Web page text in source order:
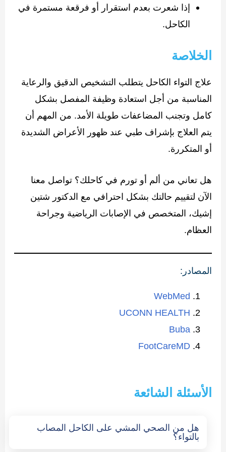
إذا شعرت بعدم استقرار أو فرقعة مستمرة في
الكاحل.
الخلاصة
علاج التواء الكاحل يتطلب التشخيص الدقيق والرعاية
المناسبة من أجل استعادة وظيفة المفصل بشكل
كامل وتجنب المضاعفات طويلة الأمد. من المهم أن
يتم العلاج بإشراف طبي عند ظهور الأعراض الشديدة
أو المتكررة.
هل تعاني من ألم أو تورم في كاحلك؟ تواصل معنا
الآن لتقييم حالتك بشكل احترافي مع الدكتور شتين
إشيك، المتخصص في الإصابات الرياضية وجراحة
العظام.
المصادر:
WebMed
UCONN HEALTH
Buba
FootCareMD
الأسئلة الشائعة
هل من الصحي المشي على الكاحل المصاب
بالتواء؟